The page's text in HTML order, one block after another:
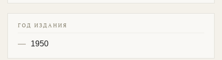
ГОД ИЗДАНИЯ
1950